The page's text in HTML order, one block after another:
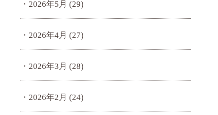
2026年5月 (29)
2026年4月 (27)
2026年3月 (28)
2026年2月 (24)